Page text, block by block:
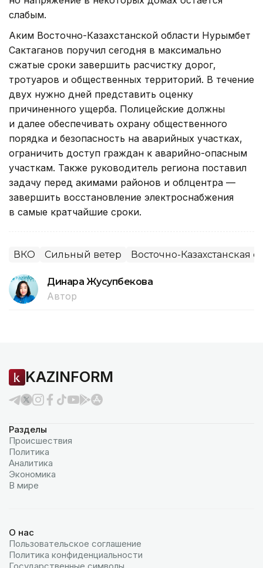
слабым.
Аким Восточно-Казахстанской области Нурымбет
Сактаганов поручил сегодня в максимально
сжатые сроки завершить расчистку дорог,
тротуаров и общественных территорий. В течение
двух нужно дней представить оценку
причиненного ущерба. Полицейские должны
и далее обеспечивать охрану общественного
порядка и безопасность на аварийных участках,
ограничить доступ граждан к аварийно-опасным
участкам. Также руководитель региона поставил
задачу перед акимами районов и облцентра —
завершить восстановление электроснабжения
в самые кратчайшие сроки.
ВКО Сильный ветер Восточно-Казахстанская
Динара Жусупбекова
Автор
KAZINFORM
Разделы
Происшествия
Политика
Аналитика
Экономика
В мире
О нас
Пользовательское соглашение
Политика конфиденциальности